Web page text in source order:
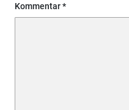
Kommentar